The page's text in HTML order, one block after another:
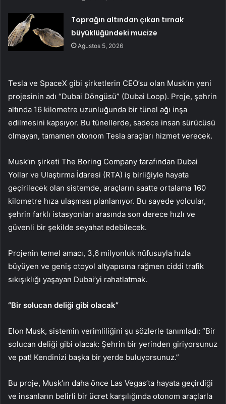
Toprağın altından çıkan tırnak
büyüklüğündeki mucize
Ağustos 5, 2026
Tesla ve SpaceX gibi şirketlerin CEO’su olan Musk’ın yeni
projesinin adı “Dubai Döngüsü” (Dubai Loop). Proje, şehrin
altında 16 kilometre uzunluğunda bir tünel ağı inşa
edilmesini kapsıyor. Bu tünellerde, sadece insan sürücüsü
olmayan, tamamen otonom Tesla araçları hizmet verecek.
Musk’ın şirketi The Boring Company tarafından Dubai
Yollar ve Ulaştırma İdaresi (RTA) iş birliğiyle hayata
geçirilecek olan sistemde, araçların saatte ortalama 160
kilometre hıza ulaşması planlanıyor. Bu sayede yolcular,
şehrin farklı istasyonları arasında son derece hızlı ve
güvenli bir şekilde seyahat edebilecek.
Projenin temel amacı, 3,6 milyonluk nüfusuyla hızla
büyüyen ve geniş otoyol altyapısına rağmen ciddi trafik
sıkışıklığı yaşayan Dubai’yi rahatlatmak.
“Bir solucan deliği gibi olacak”
Elon Musk, sistemin verimliliğini şu sözlerle tanımladı: “Bir
solucan deliği gibi olacak: Şehrin bir yerinden giriyorsunuz
ve pat! Kendinizi başka bir yerde buluyorsunuz.”
Bu proje, Musk’ın daha önce Las Vegas’ta hayata geçirdiği
ve insanların belirli bir ücret karşılığında otonom araçlarla